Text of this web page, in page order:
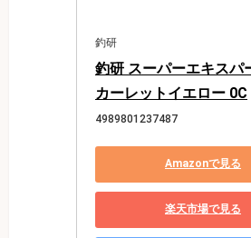
釣研
釣研 スーパーエキスパ
カーレットイエロー 0C
4989801237487
Amazonで見る
楽天市場で見る